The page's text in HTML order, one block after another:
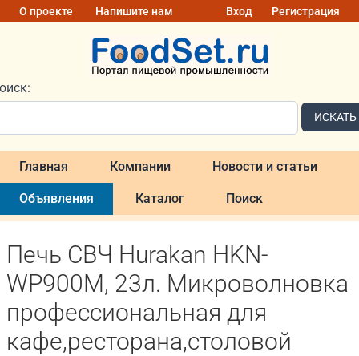
О проекте Напишите нам Вход Регистрация
ИСКАТЬ
Главная Компании Новости и статьи
Объявления Каталог Поиск
Печь СВЧ Hurakan HKN-
WP900M, 23л. Микроволновка
профессиональная для
кафе,ресторана,столовой